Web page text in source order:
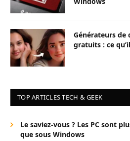
Générateurs de
gratuits : ce
TOP ARTICLES TECH & GEEK
Le saviez-vous ? Les PC sont
que sous Windows